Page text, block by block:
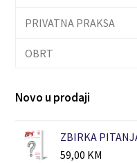
PRIVATNA PRAKSA
OBRT
Novo u prodaji
ZBIRKA
59,00 KM